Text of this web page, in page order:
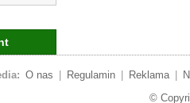
O nas Regulamin Reklama
©